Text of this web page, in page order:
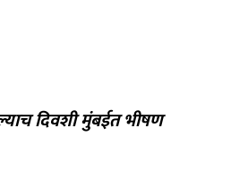
दिवशी मुंबईत भीषण